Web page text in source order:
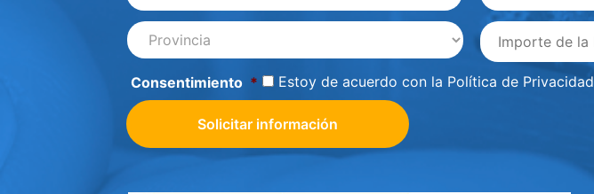
Provincia importe
Consentimiento * Estoy de acuerdo con la Política de Privacidad